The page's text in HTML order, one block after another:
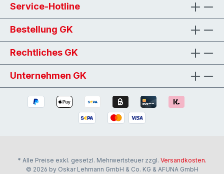
Service-Hotline
Bestellung GK
Rechtliches GK
Unternehmen GK
* Alle Preise exkl. gesetzl. Mehrwertsteuer zzgl. Versandkosten.
© 2026 by Oskar Lehmann GmbH & Co. KG & AFUNA GmbH